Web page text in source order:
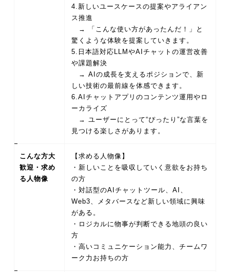
4.新しいユースケースの提案やアライアン
ス推進
→ 「こんな使い方があったんだ！」と
驚くような体験を提案していきます。
5.日本語対応LLMやAIチャットの運営改善
や課題解決
→ AIの成長を支えるポジションで、新
しい技術の最前線を体感できます。
6.AIチャットアプリのコンテンツ運用やロ
ーカライズ
→ ユーザーにとって“ぴったり”な言葉を
見つける楽しさがあります。
こんな方大
歓迎・求め
る人物像
【求める人物像】
・新しいことを吸収していく意欲をお持ち
の方
・対話型のAIチャットツール、AI、
Web3、メタバースなど新しい領域に興味
がある。
・ロジカルに物事が判断できる地頭の良い
方
・高いコミュニケーション能力、チームワ
ーク力お持ちの方